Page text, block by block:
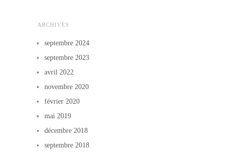
ARCHIVES
septembre 2024
septembre 2023
avril 2022
novembre 2020
février 2020
mai 2019
décembre 2018
septembre 2018